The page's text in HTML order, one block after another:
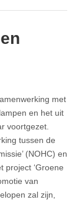
met
en het uit
voortgezet.
tussen de
(NOHC) en
project ‘Groene
van
zal zijn,